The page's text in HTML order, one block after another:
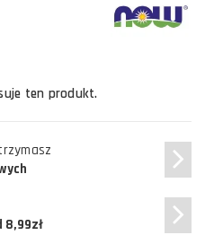
ten produkt.
8,99zł